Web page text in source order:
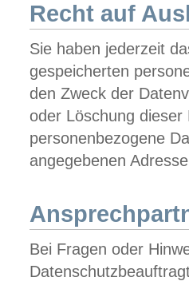
Recht auf
Sie haben jederzeit
gespeicherten
den Zweck der
oder Löschung
personenbezogene
angegebenen
Bei Fragen oder